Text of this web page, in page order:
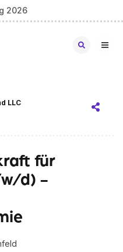
2026
LLC
für
d) -